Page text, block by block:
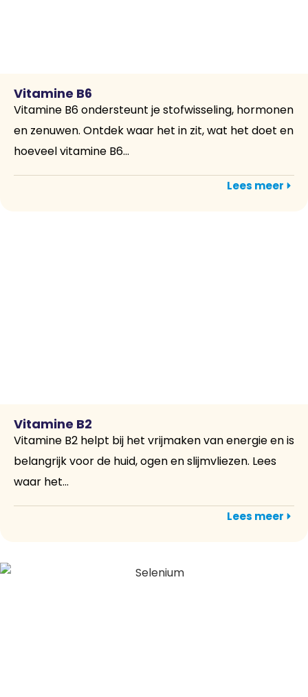
Vitamine B6
Vitamine B6 ondersteunt je stofwisseling, hormonen
en zenuwen. Ontdek waar het in zit, wat het doet en
hoeveel vitamine B6...
Lees meer
Vitamine B2
Vitamine B2 helpt bij het vrijmaken van energie en is
belangrijk voor de huid, ogen en slijmvliezen. Lees
waar het...
Lees meer